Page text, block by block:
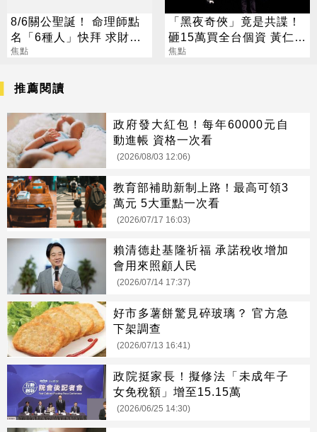
8/6關公聖誕！ 命理師點
名「6種人」快拜 求財求
職保平安
焦點
「黑夜奇俠」竟是共諜！
砸15萬買全台個資 黃仁
勳、張麗善也受害
焦點
推薦閱讀
政府發大紅包！每年60000元自
動進帳 資格一次看
(2026/08/03 12:06)
教育部補助新制上路！最高可領3
萬元 5大重點一次看
(2026/07/17 16:03)
賴清德赴基隆祈福 承諾稅收增加
會用來照顧人民
(2026/07/14 17:37)
好市多薯餅驚見碎玻璃？ 官方急
下架調查
(2026/07/13 16:41)
政院挺家長！擬修法「未成年子
女免稅額」增至15.15萬
(2026/06/25 14:30)